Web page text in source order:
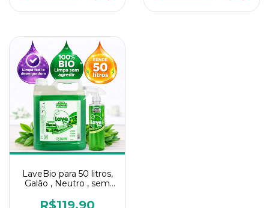
LaveBio para 50 litros,
Galão , Neutro , sem